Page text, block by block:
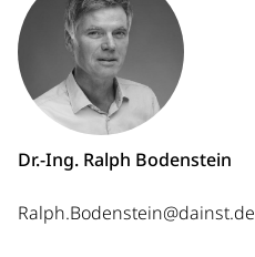
Dr.-Ing. Ralph Bodenstein
Ralph.Bodenstein@dainst.de